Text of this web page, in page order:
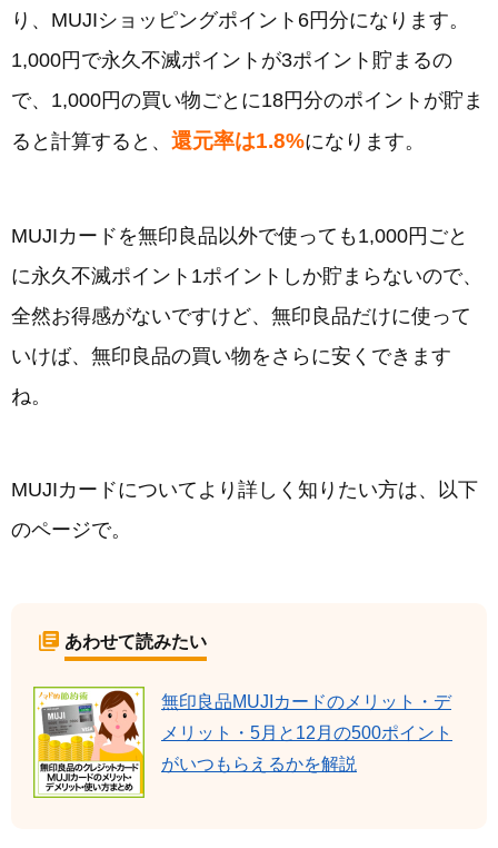
り、MUJIショッピングポイント6円分になります。
1,000円で永久不滅ポイントが3ポイント貯まるの
で、1,000円の買い物ごとに18円分のポイントが貯ま
ると計算すると、 還元率は1.8%になります。
MUJIカードを無印良品以外で使っても1,000円ごと
に永久不滅ポイント1ポイントしか貯まらないので、
全然お得感がないですけど、無印良品だけに使って
いけば、無印良品の買い物をさらに安くできます
ね。
MUJIカードについてより詳しく知りたい方は、以下
のページで。
あわせて読みたい
無印良品MUJIカードのメリット・デ
メリット・5月と12月の500ポイント
がいつもらえるかを解説